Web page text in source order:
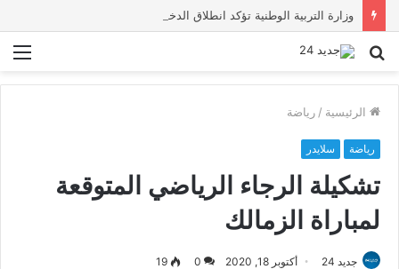
بحث
الرئيسية / رياضة
رياضة سلايدر
تشكيلة الرجاء الرياضي المتوقعة
لمباراة الزمالك
جديد 24 أكتوبر 18, 2020 0
19